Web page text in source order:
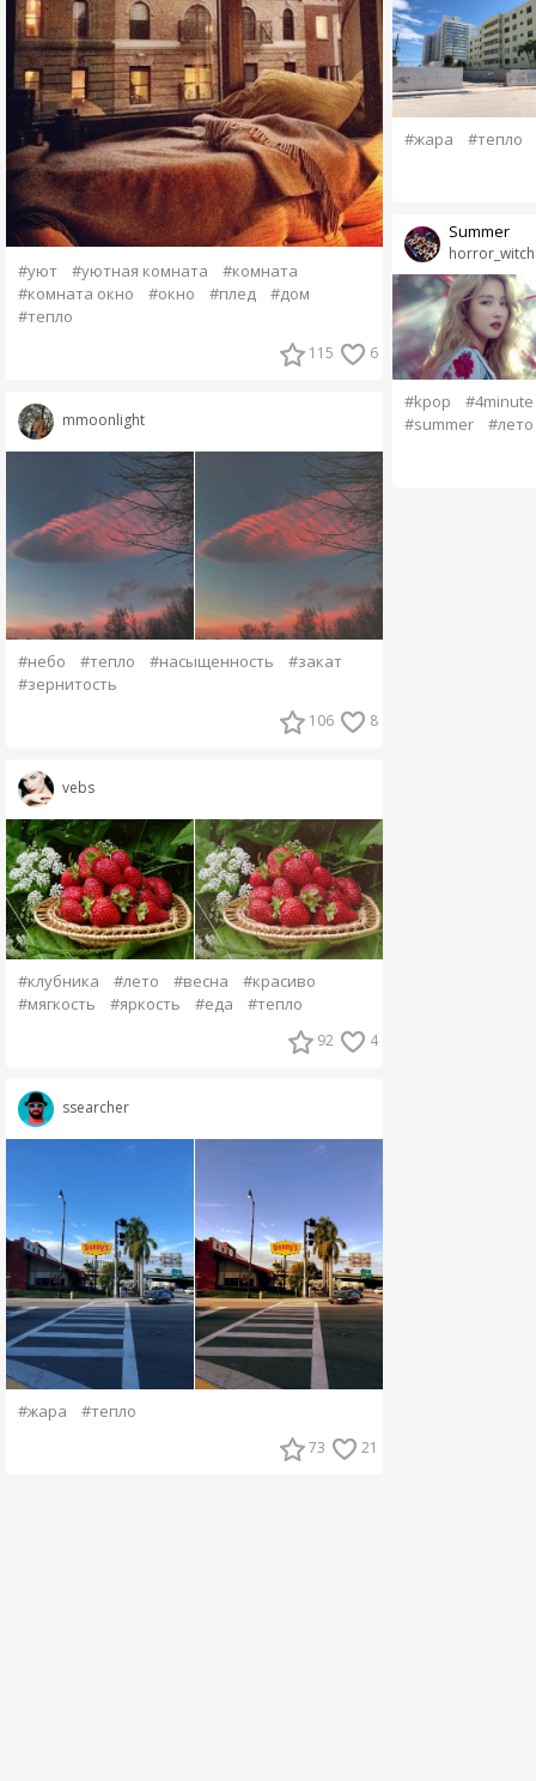
#уют #уютная комната
#комната
#комната окно
#окно #плед
#дом
#тепло
115 6
mmoonlight
#небо #тепло #насыщенность
#закат
#зернитость
106 8
vebs
#клубника #лето #весна
#красиво
#мягкость
#яркость #еда #тепло
92 4
ssearcher
#жара #тепло
73 21
#жара #тепло
Summer
#kpop
#4minute
#summer
#лето